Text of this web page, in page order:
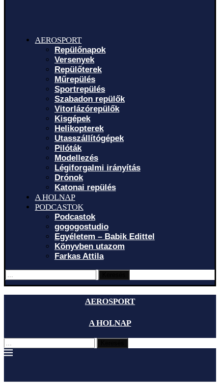
AEROSPORT
Repülőnapok
Versenyek
Repülőterek
Műrepülés
Sportrepülés
Szabadon repülők
Vitorlázórepülők
Kisgépek
Helikopterek
Utasszállítógépek
Pilóták
Modellezés
Légiforgalmi irányítás
Drónok
Katonai repülés
A HOLNAP
PODCASTOK
Podcastok
gogogostudio
Egyéletem – Babik Edittel
Könyvben utazom
Farkas Attila
AEROSPORT
A HOLNAP